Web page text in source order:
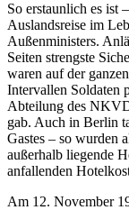
So erstaunlich es ist
Auslandsreise im
Außenministers.
Seiten strengste
waren auf der
Intervallen Soldaten
Abteilung des
gab. Auch in Berlin
Gastes – so wurden
außerhalb liegende
anfallenden
Am 12. November